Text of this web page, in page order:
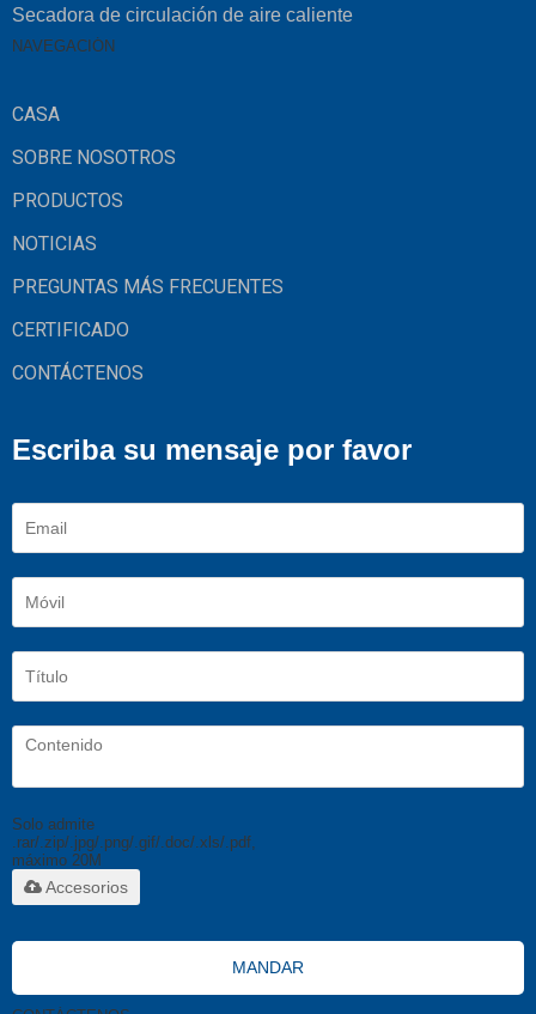
Secadora de circulación de aire caliente
NAVEGACIÓN
CASA
SOBRE NOSOTROS
PRODUCTOS
NOTICIAS
PREGUNTAS MÁS FRECUENTES
CERTIFICADO
CONTÁCTENOS
Escriba su mensaje por favor
Solo admite
.rar/.zip/.jpg/.png/.gif/.doc/.xls/.pdf,
máximo 20M
Accesorios
MANDAR